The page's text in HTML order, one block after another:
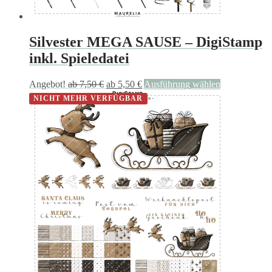
Silvester MEGA SAUSE – DigiStamp
inkl. Spieledatei
Angebot! ab7,50€ ab 5,50 € Ausführung wählen
Produkt
weist
mehrere
Varianten
auf.
Die
Optionen
können
auf
der
Produktseite
gewählt
werden
NICHT MEHR VERFÜGBAR